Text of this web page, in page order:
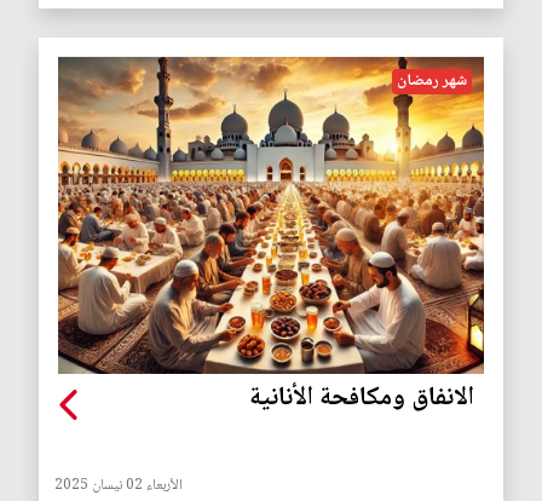
شهر رمضان
الانفاق ومكافحة الأنانية
الأربعاء 02 نيسان 2025